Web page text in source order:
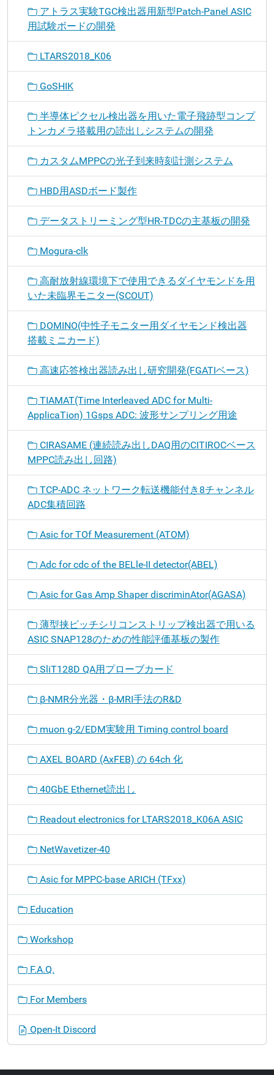
アトラス実験TGC検出器用新型Patch-Panel ASIC
用試験ボードの開発
LTARS2018_K06
GoSHIK
半導体ピクセル検出器を用いた電子飛跡型コンプ
トンカメラ搭載用の読出しシステムの開発
カスタムMPPCの光子到来時刻計測システム
HBD用ASDボード製作
データストリーミング型HR-TDCの主基板の開発
Mogura-clk
高耐放射線環境下で使用できるダイヤモンドを用
いた未臨界モニター(SCOUT)
DOMINO(中性子モニター用ダイヤモンド検出器
搭載ミニカード)
高速応答検出器読み出し研究開発(FGATIベース)
TIAMAT(Time Interleaved ADC for Multi-
ApplicaTion) 1Gsps ADC: 波形サンプリング用途
CIRASAME (連続読み出しDAQ用のCITIROCベース
MPPC読み出し回路)
TCP-ADC ネットワーク転送機能付き8チャンネル
ADC集積回路
Asic for TOf Measurement (ATOM)
Adc for cdc of the BELle-II detector(ABEL)
Asic for Gas Amp Shaper discriminAtor(AGASA)
薄型挟ピッチシリコンストリップ検出器で用いる
ASIC SNAP128のための性能評価基板の製作
SliT128D QA用プローブカード
β-NMR分光器・β-MRI手法のR&D
muon g-2/EDM実験用 Timing control board
AXEL BOARD (AxFEB) の 64ch 化
40GbE Ethernet読出し
Readout electronics for LTARS2018_K06A ASIC
NetWavetizer-40
Asic for MPPC-base ARICH (TFxx)
Education
Workshop
F.A.Q.
For Members
Open-It Discord